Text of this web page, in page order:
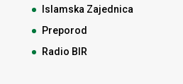
Islamska Zajednica
Preporod
Radio BIR